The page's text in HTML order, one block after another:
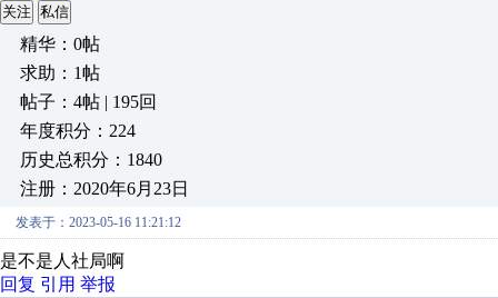
关注 私信
精华：0帖
求助：1帖
帖子：4帖 | 195回
年度积分：224
历史总积分：1840
注册：2020年6月23日
发表于：2023-05-16 11:21:12
是不是人社局啊
回复 引用 举报